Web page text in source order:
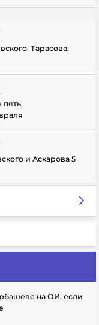
Тарасова,
пять
и Аскарова 5
на ОИ, если